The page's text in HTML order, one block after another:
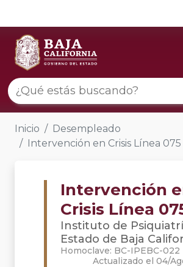
Inicio
Desempleado
Intervención en Crisis Línea 075
Intervención
Crisis Línea
Instituto de
Estado de Baja
Homoclave: BC-IPEBC-022
Actualizado el 04/